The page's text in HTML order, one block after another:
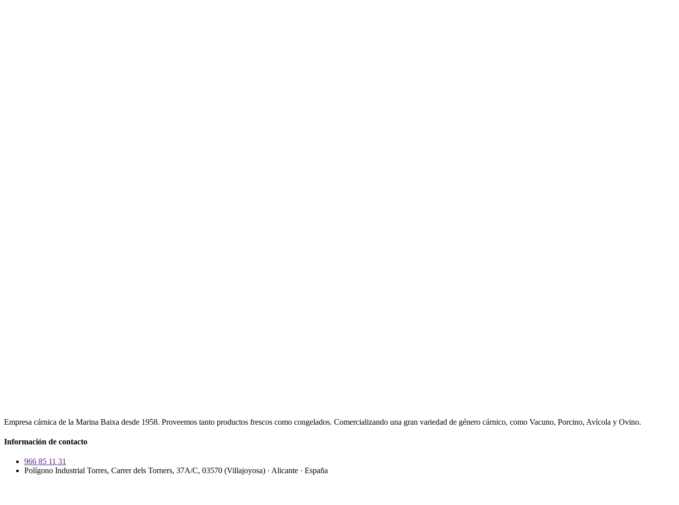
Empresa cárnica de la Marina Baixa desde 1958. Proveemos tanto productos frescos como congelados. Comercializando una gran variedad de género cárnico, como Vacuno, Porcino, Avícola y Ovino.
Información de contacto
966 85 11 31
Polígono Industrial Torres, Carrer dels Torners, 37A/C, 03570 (Villajoyosa) · Alicante · España